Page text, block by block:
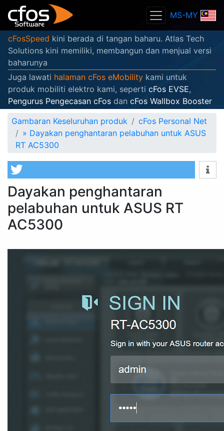
MS-MY
cFosSpeed kini berada di tangan baharu. Atlas Tech
Solutions kini memiliki, membangun dan menjual versi
baharunya
Juga lawati halaman cFos eMobility kami untuk
produk mobiliti elektro kami, seperti cFos EVSE,
Pengurus Pengecasan cFos dan cFos Wallbox Booster
Gambaran Keseluruhan produk
cFos Personal Net
» Dayakan penghantaran pelabuhan untuk ASUS
RT AC5300
Dayakan penghantaran
pelabuhan untuk ASUS RT
AC5300